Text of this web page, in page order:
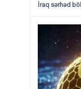
İraq sərhəd